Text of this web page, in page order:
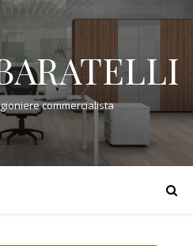
commercialista